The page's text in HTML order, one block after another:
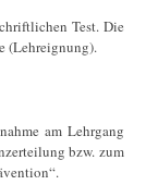
Test. Die
(Lehreignung).
am Lehrgang
bzw. zum